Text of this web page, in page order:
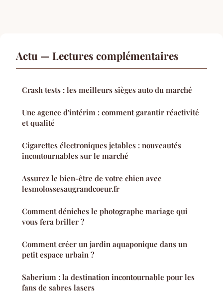
Actu — Lectures complémentaires
Crash tests : les meilleurs sièges auto du marché
Une agence d'intérim : comment garantir réactivité
et qualité
Cigarettes électroniques jetables : nouveautés
incontournables sur le marché
Assurez le bien-être de votre chien avec
lesmolossesaugrandcoeur.fr
Comment déniches le photographe mariage qui
vous fera briller ?
Comment créer un jardin aquaponique dans un
petit espace urbain ?
Saberium : la destination incontournable pour les
fans de sabres lasers